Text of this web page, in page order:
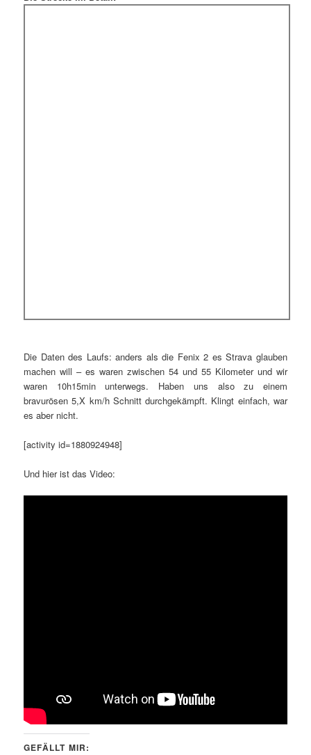
Die Daten des Laufs: anders als die Fenix 2 es Strava glauben
machen will – es waren zwischen 54 und 55 Kilometer und wir
waren 10h15min unterwegs. Haben uns also zu einem
bravurösen 5,X km/h Schnitt durchgekämpft. Klingt einfach, war
es aber nicht.
[activity id=1880924948]
Und hier ist das Video:
GEFÄLLT MIR: